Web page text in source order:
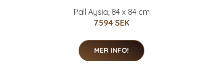
Pall Aysia, 84 x 84 cm
7594 SEK
MER INFO!